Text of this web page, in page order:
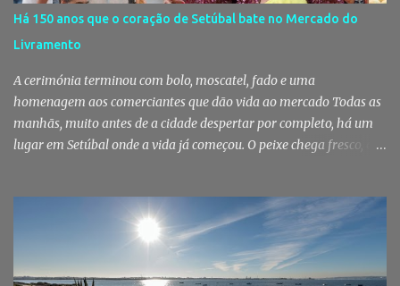
furtos e pelo consumo de estupefacientes", circunstância que
motivou a realização de diligências policiais. Foi no decorrer
dessas ações que os militares localizaram um suspeito no interior
de um edifício público. Apanhado em flagrante De ...
Há 150 anos que o coração de Setúbal bate no Mercado do
Livramento
A cerimónia terminou com bolo, moscatel, fado e uma
homenagem aos comerciantes que dão vida ao mercado Todas as
manhãs, muito antes de a cidade despertar por completo, há um
lugar em Setúbal onde a vida já começou. O peixe chega fresco, os
fruta, das ervas e do pão acabado de cozer. Há 150 anos que esta
rotina se repete no Mercado do Livramento, um espaço que
continua a ser muito mais do que um mercado: é um dos maiores
símbolos da identidade setubalense. Mercado celebrou 150 anos